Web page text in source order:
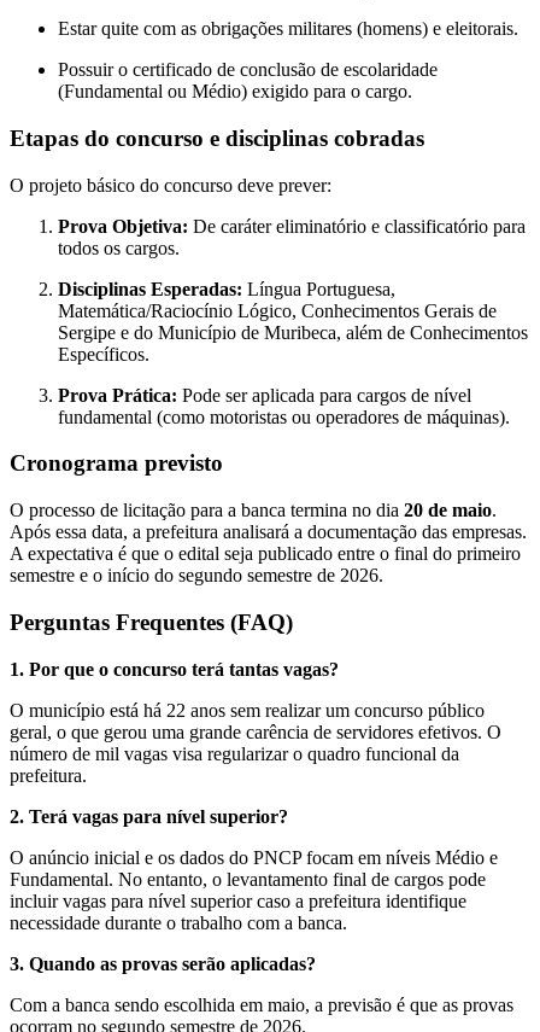
Estar quite com as obrigações militares (homens) e eleitorais.
Possuir o certificado de conclusão de escolaridade
(Fundamental ou Médio) exigido para o cargo.
Etapas do concurso e disciplinas cobradas
O projeto básico do concurso deve prever:
Prova Objetiva: De caráter eliminatório e classificatório para
todos os cargos.
Disciplinas Esperadas: Língua Portuguesa,
Matemática/Raciocínio Lógico, Conhecimentos Gerais de
Sergipe e do Município de Muribeca, além de Conhecimentos
Específicos.
Prova Prática: Pode ser aplicada para cargos de nível
fundamental (como motoristas ou operadores de máquinas).
Cronograma previsto
O processo de licitação para a banca termina no dia 20 de maio.
Após essa data, a prefeitura analisará a documentação das empresas.
A expectativa é que o edital seja publicado entre o final do primeiro
semestre e o início do segundo semestre de 2026.
Perguntas Frequentes (FAQ)
1. Por que o concurso terá tantas vagas?
O município está há 22 anos sem realizar um concurso público
geral, o que gerou uma grande carência de servidores efetivos. O
número de mil vagas visa regularizar o quadro funcional da
prefeitura.
2. Terá vagas para nível superior?
O anúncio inicial e os dados do PNCP focam em níveis Médio e
Fundamental. No entanto, o levantamento final de cargos pode
incluir vagas para nível superior caso a prefeitura identifique
necessidade durante o trabalho com a banca.
3. Quando as provas serão aplicadas?
Com a banca sendo escolhida em maio, a previsão é que as provas
ocorram no segundo semestre de 2026.